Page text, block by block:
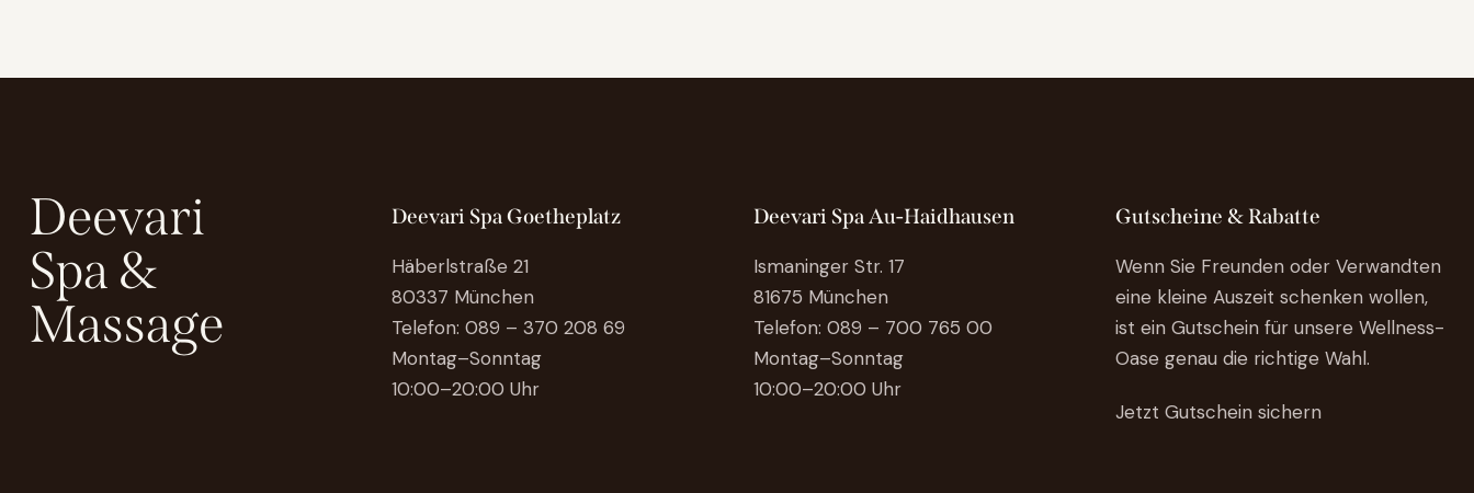
Deevari
Spa &
Massage
Deevari Spa Goetheplatz
Häberlstraße 21
80337 München
Telefon: 089 – 370 208 69
Montag–Sonntag
10:00–20:00 Uhr
Deevari Spa Au-Haidhausen
Ismaninger Str. 17
81675 München
Telefon: 089 – 700 765 00
Montag–Sonntag
10:00–20:00 Uhr
Gutscheine & Rabatte
Wenn Sie Freunden oder Verwandten
eine kleine Auszeit schenken wollen,
ist ein Gutschein für unsere Wellness-
Oase genau die richtige Wahl.
Jetzt Gutschein sichern